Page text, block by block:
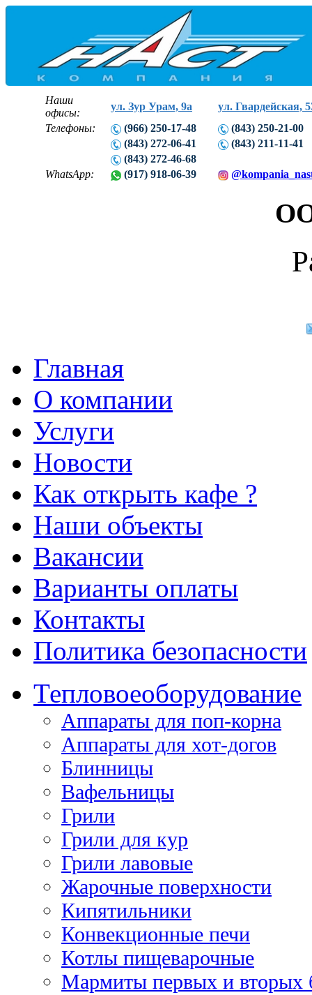
Наши
офисы:
ул. Зур Урам, 9а
ул. Гвардейская,
Телефоны:
(966) 250-17-48
(843) 250-21-00
(843) 272-06-41
(843) 211-11-41
(843) 272-46-68
WhatsApp:
(917) 918-06-39
Главная
О компании
Услуги
Новости
Как открыть кафе ?
Наши объекты
Вакансии
Варианты оплаты
Контакты
Политика безопасности
Тепловоеоборудование
Аппараты для поп-корна
Аппараты для хот-догов
Блинницы
Вафельницы
Грили
Грили для кур
Грили лавовые
Жарочные поверхности
Кипятильники
Конвекционные печи
Котлы пищеварочные
Мармиты первых и вторых